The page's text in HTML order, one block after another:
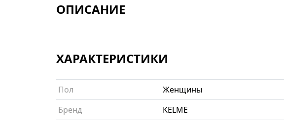
ОПИСАНИЕ
ХАРАКТЕРИСТИКИ
Пол
Женщины
Бренд
KELME